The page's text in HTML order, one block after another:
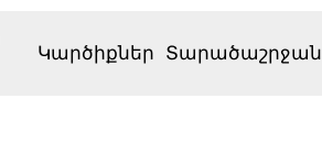
Կարծիքներ Տարածաշրջան